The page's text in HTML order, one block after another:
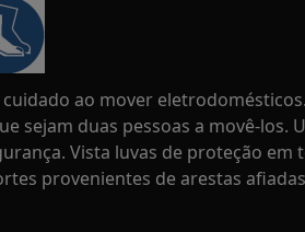
ao mover
sejam duas pessoas a movê-los.
Vista luvas de proteção
provenientes de arestas